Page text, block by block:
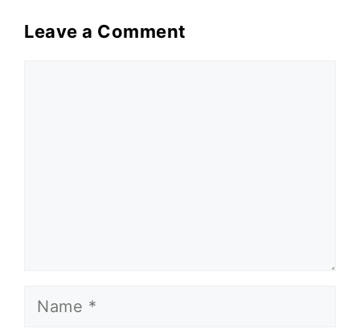
Leave a Comment
Name